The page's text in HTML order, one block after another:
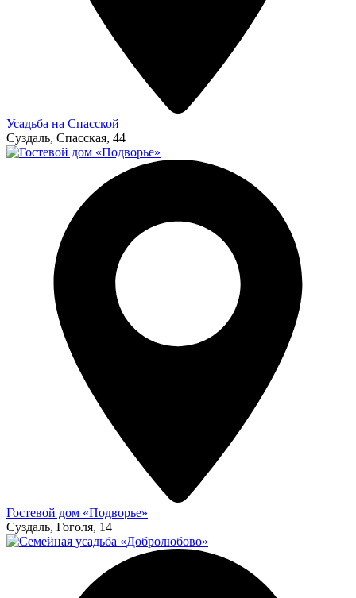
Усадьба на Спасской
Суздаль, Спасская, 44
Гостевой дом «Подворье»
Суздаль, Гоголя, 14